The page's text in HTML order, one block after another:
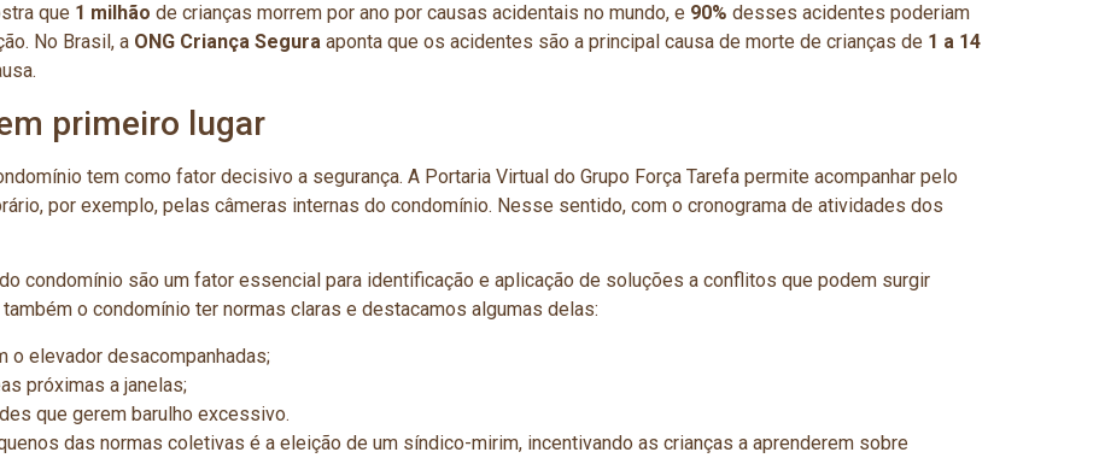
que 1 milhão de crianças morrem por ano por causas acidentais no mundo, e 90% desses acidentes poderiam
No Brasil, a ONG Criança Segura aponta que os acidentes são a principal causa de morte de crianças de 1 a 14
primeiro lugar
tem como fator decisivo a segurança. A Portaria Virtual do Grupo Força Tarefa permite acompanhar pelo
por exemplo, pelas câmeras internas do condomínio. Nesse sentido, com o cronograma de atividades dos
condomínio são um fator essencial para identificação e aplicação de soluções a conflitos que podem surgir
o condomínio ter normas claras e destacamos algumas delas:
o elevador desacompanhadas;
próximas a janelas;
que gerem barulho excessivo.
das normas coletivas é a eleição de um síndico-mirim, incentivando as crianças a aprenderem sobre